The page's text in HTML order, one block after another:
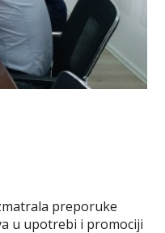
preporuke
u upotrebi i promociji